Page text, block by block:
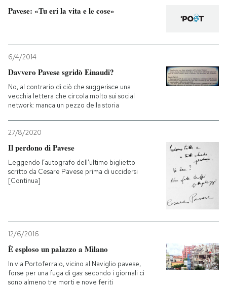
NEWSLETTER
I MIEI PREFERITI
SHOP
CALENDARIO
AREA PERSONALE
Pavese: «Tu eri la vita e le cose»
6/4/2014
Davvero Pavese sgridò Einaudi?
No, al contrario di ciò che suggerisce una
vecchia lettera che circola molto sui social
network: manca un pezzo della storia
27/8/2020
Il perdono di Pavese
Leggendo l’autografo dell’ultimo biglietto
scritto da Cesare Pavese prima di uccidersi
[Continua]
12/6/2016
È esploso un palazzo a Milano
In via Portoferraio, vicino al Naviglio pavese,
forse per una fuga di gas: secondo i giornali ci
sono almeno tre morti e nove feriti